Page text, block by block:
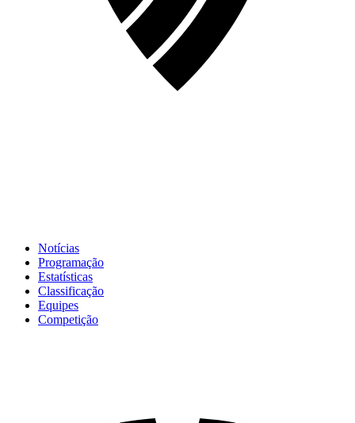
Notícias
Programação
Estatísticas
Classificação
Equipes
Competição